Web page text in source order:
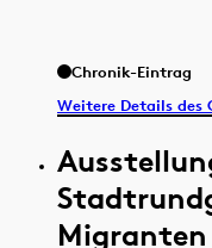
Chronik-Eintrag
Weitere Details des
Migranten